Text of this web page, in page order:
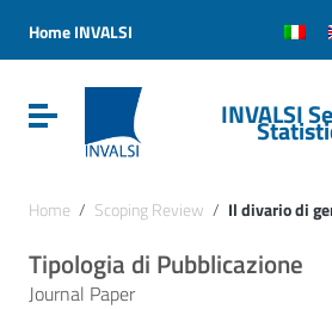
Vai al menu di navigazione
Vai al footer
Home INVALSI
Attiva / disattiva la navigazione
INVALSI
Home / Scoping Review / Il divario di
Tipologia di Pubblicazione
Journal Paper